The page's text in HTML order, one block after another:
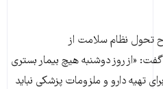
تحول نظام سلامت از
«از روز دوشنبه هیچ بیمار بستری
تهیه دارو و ملزومات پزشکی نباید